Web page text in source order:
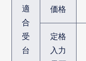
適
合
受
台
価格
定格
入力